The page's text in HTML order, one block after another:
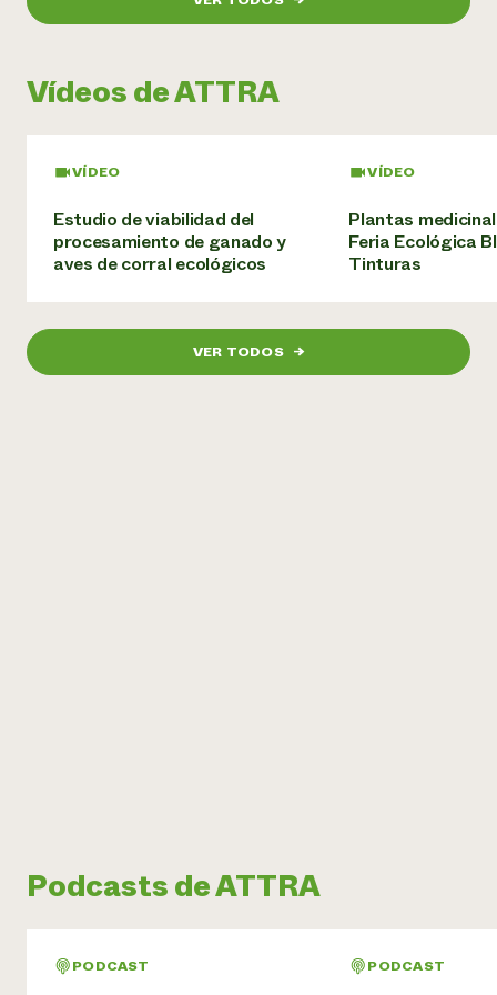
Llame a la
directa de
Vídeos de ATTRA
VÍDEO
Estudio de viabilidad del
procesamiento de ganado y
aves de corral ecológicos
VÍDEO
Plantas
Feria Ecológica
Tinturas
VER TODOS →
Podcasts de ATTRA
PODCAST PODCAST